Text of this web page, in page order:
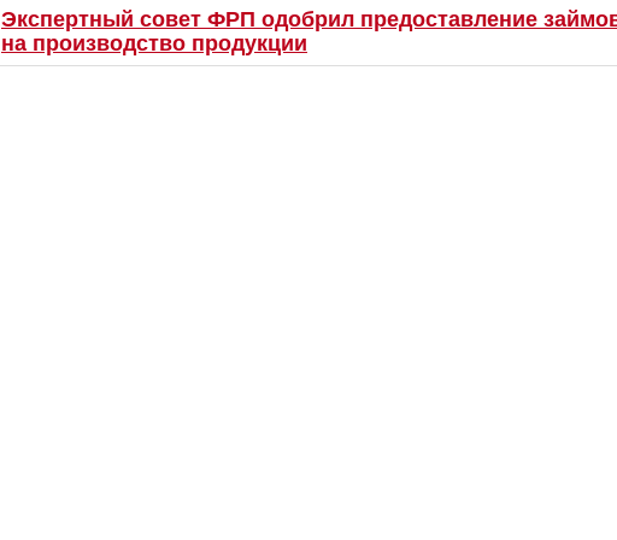
Экспертный совет ФРП одобрил предоставление
на производство продукции